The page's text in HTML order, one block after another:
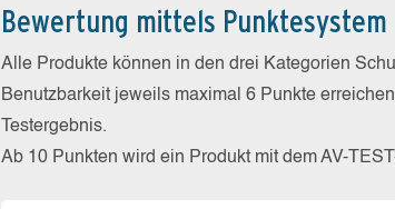
Bewertung mittels Punktesystem
Alle Produkte können in den drei Kategorien
Benutzbarkeit jeweils maximal 6 Punkte
Testergebnis.
Ab 10 Punkten wird ein Produkt mit dem AV-